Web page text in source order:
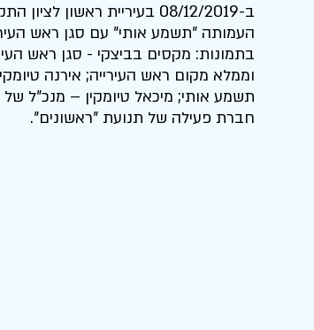
ב-08/12/2019 בעיריית ראשון לציון
העמותה "תשמע אותי" עם סגן ראש
בתמונות: מקסים בביצקי - סגן ראש
וממלא מקום ראש העירייה; אירנה
תשמע אותי; מיכאל טיומקין – מנכ"ל של
חברת פעילה של תנועת "ראשונים".